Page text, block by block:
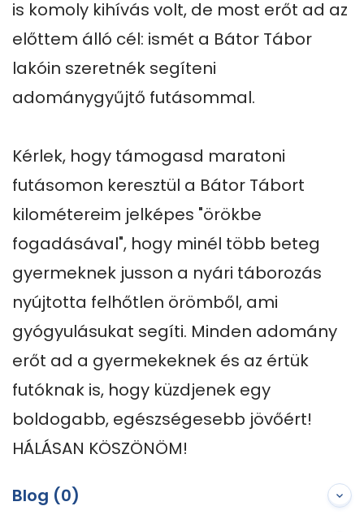
is komoly kihívás volt, de most erőt ad az
előttem álló cél: ismét a Bátor Tábor
lakóin szeretnék segíteni
adománygyűjtő futásommal.
Kérlek, hogy támogasd maratoni
futásomon keresztül a Bátor Tábort
kilométereim jelképes "örökbe
fogadásával", hogy minél több beteg
gyermeknek jusson a nyári táborozás
nyújtotta felhőtlen örömből, ami
gyógyulásukat segíti. Minden adomány
erőt ad a gyermekeknek és az értük
futóknak is, hogy küzdjenek egy
boldogabb, egészségesebb jövőért!
HÁLÁSAN KÖSZÖNÖM!
Blog (0)